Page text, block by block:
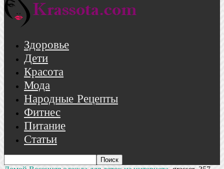
Здоровье
Дети
Красота
Мода
Народные Рецепты
Фитнес
Питание
Статьи